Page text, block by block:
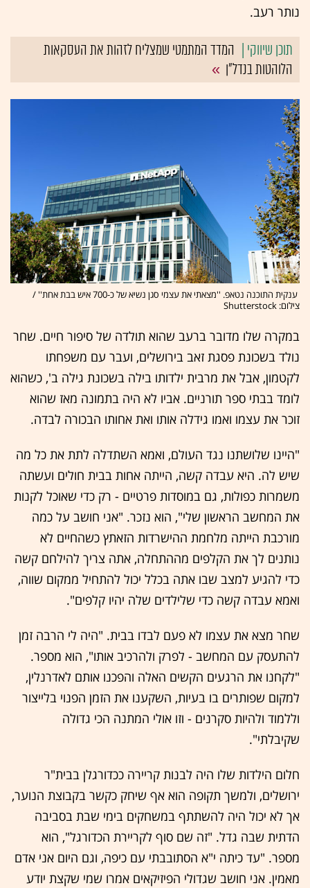
נותר רעב.
המדד המתמטי שמצליח לזהות את העסקאות
הלוהטות בנדל"ן
ענקית התוכנה נטאפ. ''מצאתי את עצמי סגן נשיא של כ-700 איש בבת אחת'' /
צילום: Shutterstock
במקרה שלו מדובר ברעב שהוא תולדה של סיפור חיים. שחר
נולד בשכונת פסגת זאב בירושלים, ועבר עם משפחתו
לקטמון, אבל את מרבית ילדותו בילה בשכונת גילה ב', כשהוא
לומד בבתי ספר תורניים. אביו לא היה בתמונה מאז שהוא
זוכר את עצמו ואמו גידלה אותו ואת אחותו הבכורה לבדה.
"היינו שלושתנו נגד העולם, ואמא השתדלה לתת את כל מה
שיש לה. היא עבדה קשה, הייתה אחות בבית חולים ועשתה
משמרות כפולות, גם במוסדות פרטיים - רק כדי שאוכל לקנות
את המחשב הראשון שלי", הוא נזכר. "אני חושב על כמה
מורכבת הייתה מלחמת ההישרדות הזאתץ כשהחיים לא
נותנים לך את הקלפים מההתחלה, אתה צריך להילחם קשה
כדי להגיע למצב שבו אתה בכלל יכול להתחיל ממקום שווה,
ואמא עבדה קשה כדי שלילדים שלה יהיו קלפים".
שחר מצא את עצמו לא פעם לבדו בבית. "היה לי הרבה זמן
להתעסק עם המחשב - לפרק ולהרכיב אותו", הוא מספר.
"לקחנו את הרגעים הקשים האלה והפכנו אותם לאדרנלין,
למקום שפותרים בו בעיות, השקענו את הזמן הפנוי בלייצור
וללמוד ולהיות סקרנים - וזו אולי המתנה הכי גדולה
שקיבלתי".
חלום הילדות שלו היה לבנות קריירה ככדורגלן בבית"ר
ירושלים, ולמשך תקופה הוא אף שיחק כקשר בקבוצת הנוער,
אך לא יכול היה להשתתף במשחקים בימי שבת בסביבה
הדתית שבה גדל. "זה שם סוף לקריירת הכדורגל", הוא
מספר. "עד כיתה י"א הסתובבתי עם כיפה, וגם היום אני אדם
מאמין. אני חושב שגדולי הפיזיקאים אמרו שמי שקצת יודע